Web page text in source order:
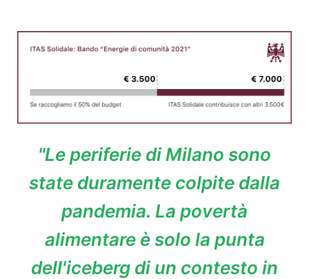
"Le periferie di Milano sono
state duramente colpite dalla
pandemia. La povertà
alimentare è solo la punta
dell'iceberg di un contesto in